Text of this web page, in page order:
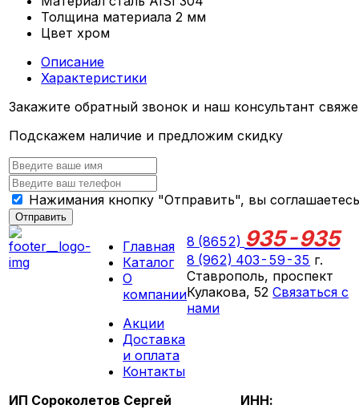
Толщина материала 2 мм
Цвет хром
Описание
Характеристики
Закажите обратный звонок и наш консультант
Подскажем наличие и предложим скидку
Нажимания кнопку "Отправить", вы
Отправить
Главная
Каталог
О
компании
Акции
Доставка
и оплата
Контакты
8 (8652) 935-935
8 (962) 403-59-35 г.
Ставрополь, проспект
Кулакова, 52Связаться с
нами
ИП Сороколетов Сергей
ИНН: